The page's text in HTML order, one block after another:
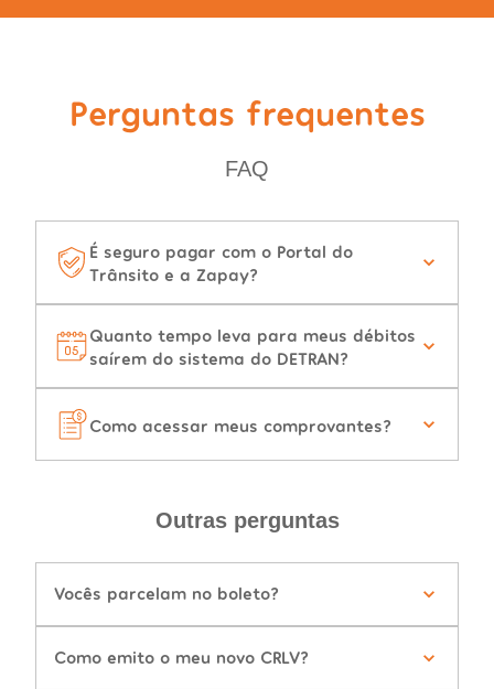
Perguntas frequentes
FAQ
É seguro pagar com o Portal do
Trânsito e a Zapay?
Quanto tempo leva para meus débitos
saírem do sistema do DETRAN?
Como acessar meus comprovantes?
Outras perguntas
Vocês parcelam no boleto?
Como emito o meu novo CRLV?